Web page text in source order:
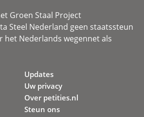
Groen Staal Project
Steel Nederland geen staatssteun
het Nederlands wegennet als
Updates
Uw privacy
Over petities.nl
Steun ons